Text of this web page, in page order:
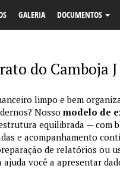
GALERIA DOCUMENTOS
do Camboja
limpo e bem
Nosso modelo de
equilibrada — com
e acompanhamento
de relatórios ou
você a apresentar